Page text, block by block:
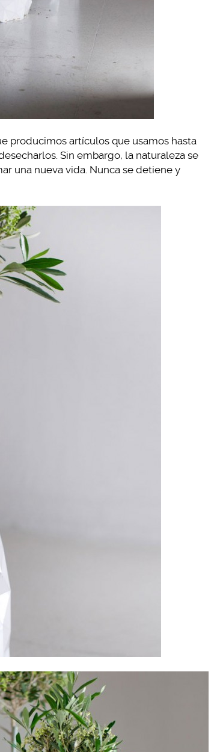
producimos artículos que usamos hasta
Sin embargo, la naturaleza se
una nueva vida. Nunca se detiene y